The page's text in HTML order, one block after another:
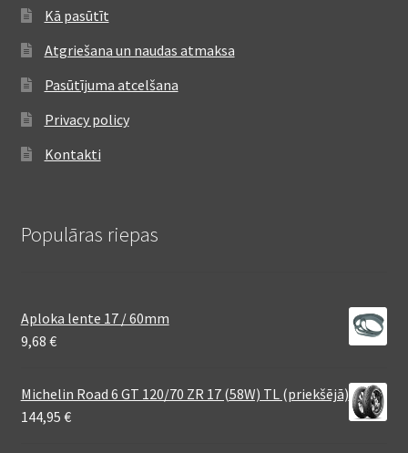
Kā pasūtīt
Atgriešana un naudas atmaksa
Pasūtījuma atcelšana
Privacy policy
Kontakti
Populāras riepas
Aploka lente 17 / 60mm
9,68 €
Michelin Road 6 GT 120/70 ZR 17 (58W) TL (priekšējā)
144,95 €